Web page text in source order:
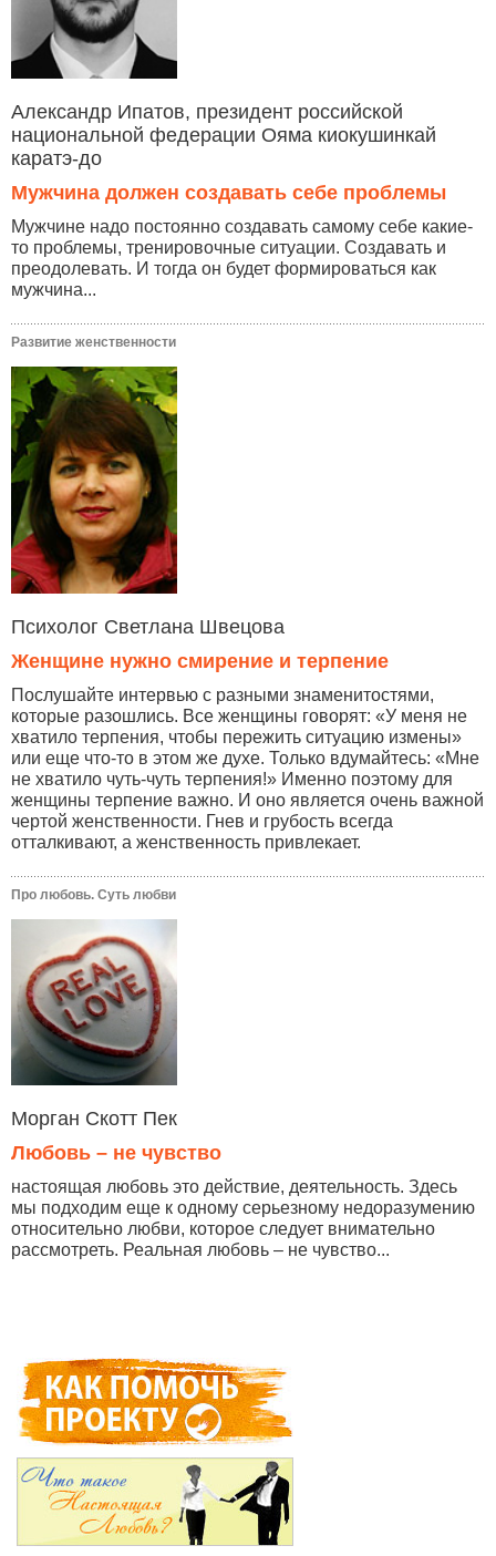
Александр Ипатов, президент российской
национальной федерации Ояма киокушинкай
каратэ-до
Мужчина должен создавать себе проблемы
Мужчине надо постоянно создавать самому себе какие-
то проблемы, тренировочные ситуации. Создавать и
преодолевать. И тогда он будет формироваться как
мужчина...
Развитие женственности
Психолог Светлана Швецова
Женщине нужно смирение и терпение
Послушайте интервью с разными знаменитостями,
которые разошлись. Все женщины говорят: «У меня не
хватило терпения, чтобы пережить ситуацию измены»
или еще что-то в этом же духе. Только вдумайтесь: «Мне
не хватило чуть-чуть терпения!» Именно поэтому для
женщины терпение важно. И оно является очень важной
чертой женственности. Гнев и грубость всегда
отталкивают, а женственность привлекает.
Про любовь. Суть любви
Морган Скотт Пек
Любовь – не чувство
настоящая любовь это действие, деятельность. Здесь
мы подходим еще к одному серьезному недоразумению
относительно любви, которое следует внимательно
рассмотреть. Реальная любовь – не чувство...